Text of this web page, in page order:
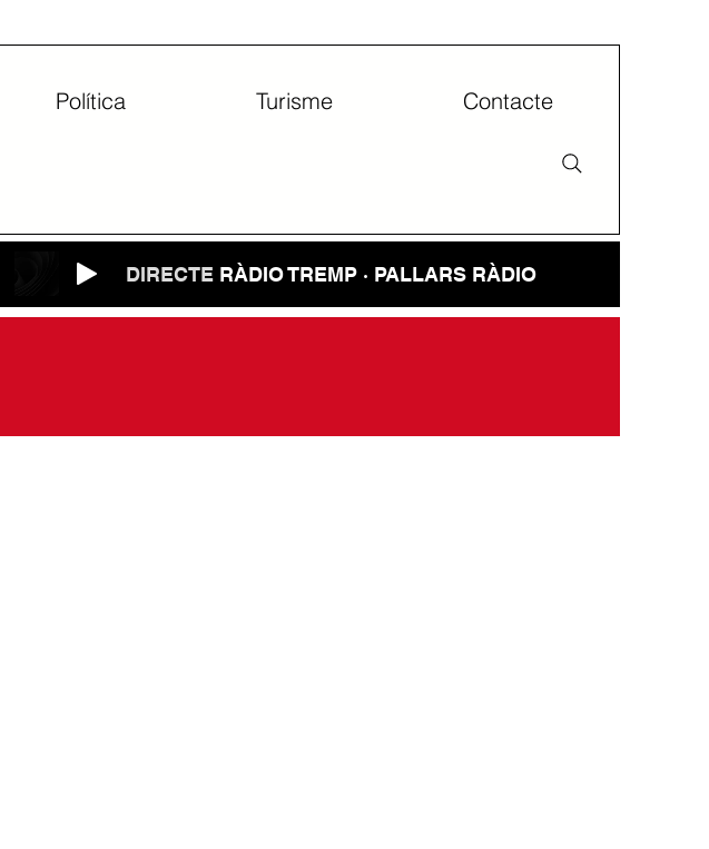
Política Turisme Contacte
DIRECTE RÀDIO TREMP · PALLARS RÀDIO